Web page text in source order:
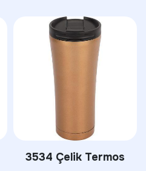
3534 Çelik Termos